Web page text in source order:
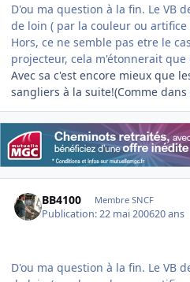
D'ou ma question à la fin. Le VB
de loin ( par la couleur ou artifice
Hors, ce ne semble pas etre le
projecteur, cela m'étonnerait
Avec sa c'est encore mieux que
sangliers à la suite!(Comme dans
BB4100 Membre SNCF
Publication:22 mai 200620 ans
D'ou ma question à la fin. Le VB